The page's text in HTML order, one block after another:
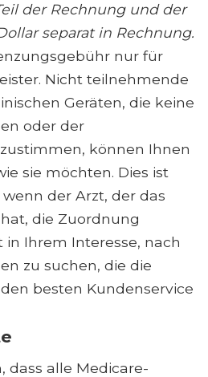
der Rechnung und der
separat in Rechnung.
nur für
Nicht teilnehmende
Geräten, die keine
oder der
können Ihnen
sie möchten. Dies ist
der Arzt, der das
die Zuordnung
in Ihrem Interesse, nach
zu suchen, die die
besten Kundenservice
dass alle Medicare-